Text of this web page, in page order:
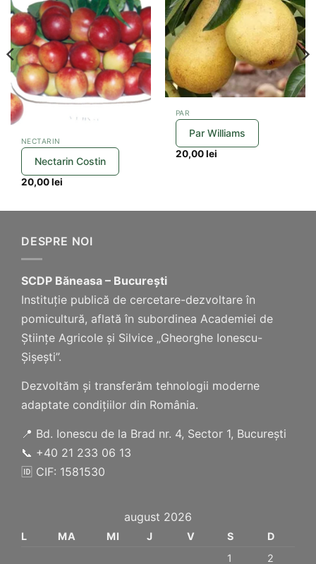
NECTARIN
Nectarin Costin
20,00lei
PAR
Par Williams
20,00lei
DESPRE NOI
SCDP Băneasa – București
Instituție publică de cercetare-dezvoltare în
pomicultură, aflată în subordinea Academiei de
Științe Agricole și Silvice „Gheorghe Ionescu-
Șișești”.
Dezvoltăm și transferăm tehnologii moderne
adaptate condițiilor din România.
📍 Bd. Ionescu de la Brad nr. 4, Sector 1, București
📞 +40 21 233 06 13
🆔 CIF: 1581530
august 2026
L MA MI J V S
D
1
2